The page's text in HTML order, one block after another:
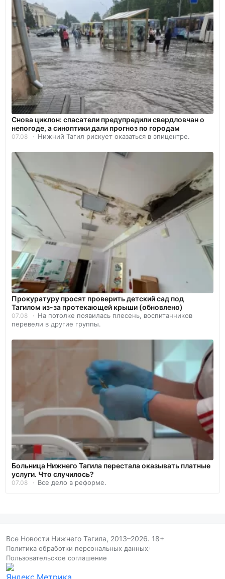
Снова циклон: спасатели предупредили свердловчан о
непогоде, а синоптики дали прогноз по городам
07.08 Нижний Тагил рискует оказаться в эпицентре.
Прокуратуру просят проверить детский сад под
Тагилом из-за протекающей крыши (обновлено)
07.08
На потолке появилась плесень, воспитанников
перевели в другие группы.
Больница Нижнего Тагила перестала оказывать платные
услуги. Что случилось?
07.08 Все дело в реформе.
Все Новости Нижнего Тагила, 2013–2026. 18+
Политика обработки персональных данных/
Пользовательское соглашение